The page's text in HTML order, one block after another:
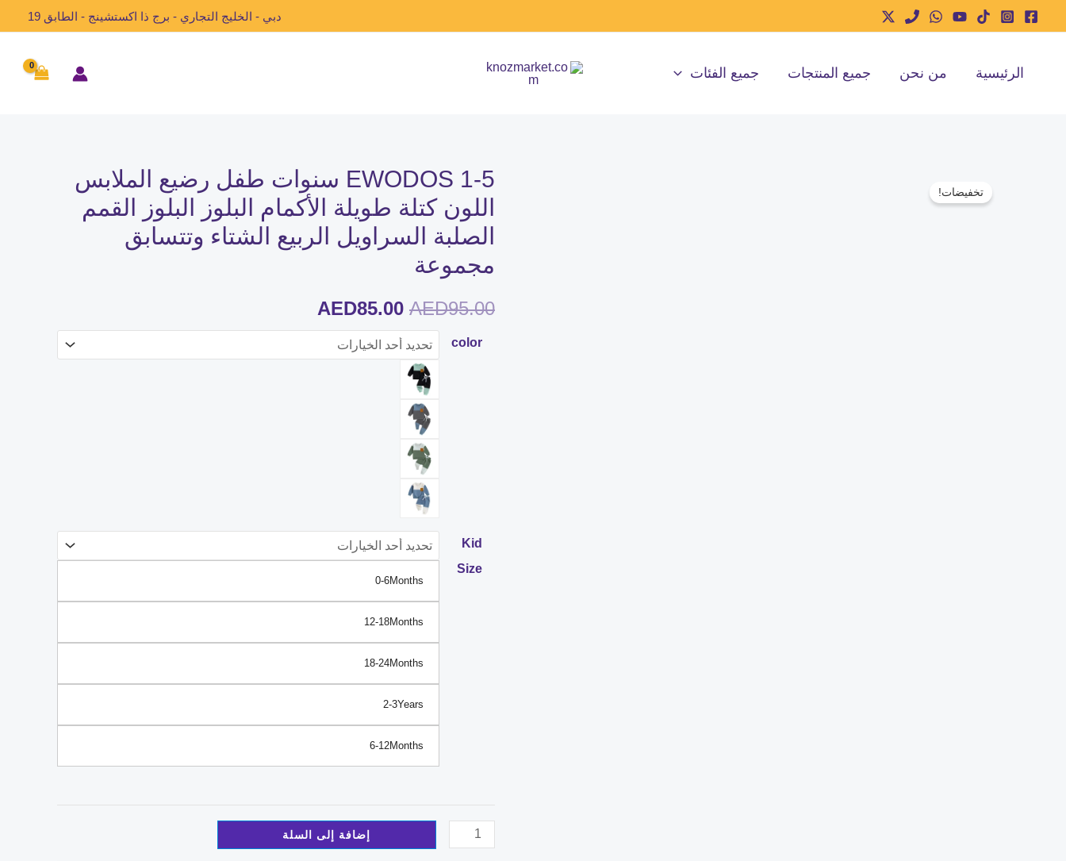
تخطي
إلى
دبي - الخليج التجاري - برج ذا اكستشينج - الطابق 19
الرئيسية من نحن جميع المنتجات جميع الفئات
تخفيضات!
EWODOS 1-5 سنوات طفل رضيع الملابس
اللون كتلة طويلة الأكمام البلوز البلوز القمم
الصلبة السراويل الربيع الشتاء وتتسابق
مجموعة
AED95.00
السعر
الأصلي
هو:
AED85.00
السعر
الحالي
هو:
color
Kid
Size
0-6Months
12-18Months
18-24Months
2-3Years
6-12Months
كمية
EWODOS
5
سنوات
رضيع
الملابس
السراويل
الربيع
إضافة إلى السلة